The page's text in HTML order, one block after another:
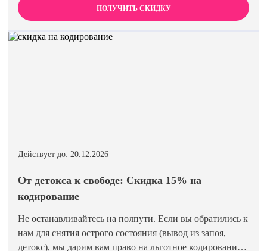
Полная анонимность и уважение к вашему статусу
гарантированы. Действуйте по удостоверению.
ПОЛУЧИТЬ СКИДКУ
Действует до: 20.12.2026
От детокса к свободе: Скидка 15% на
кодирование
Не останавливайтесь на полпути. Если вы обратились к
нам для снятия острого состояния (вывод из запоя,
детокс), мы дарим вам право на льготное кодирование.